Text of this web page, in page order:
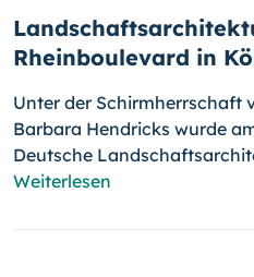
Rheinboulevard in
Unter der Schirmherrschaft
Barbara Hendricks wurde
Deutsche
Weiterlesen